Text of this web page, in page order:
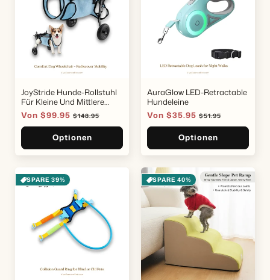
JoyStride Hunde-Rollstuhl
Für Kleine Und Mittlere
Rassen
Verkaufspreis
Von $99.95 Normaler
Preis
$148.95
Optionen
AuraGlow LED-Retractable
Hundeleine
Verkaufspreis
Von $35.95 Normaler
Preis
$51.95
Optionen
SPARE 39% SPARE 40%